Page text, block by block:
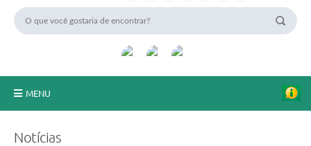
MENU
Notícias